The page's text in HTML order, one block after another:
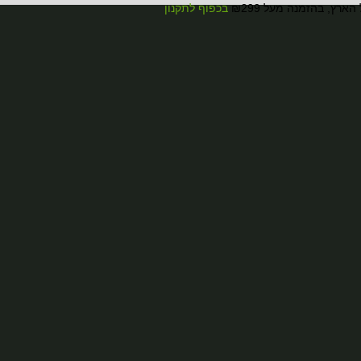
בהזמנה מעל ₪299 בכפוף לתקנון